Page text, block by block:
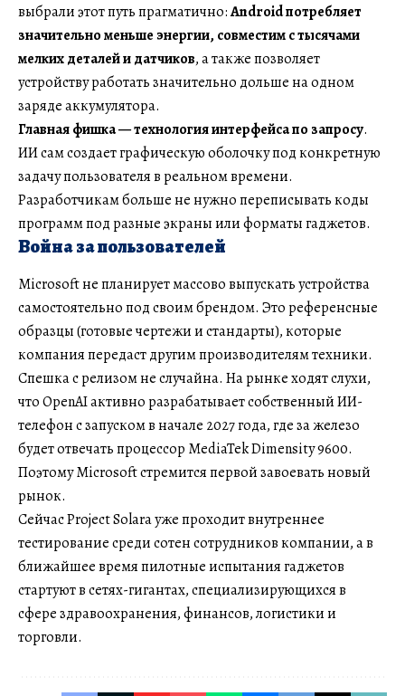
выбрали этот путь прагматично:Android потребляет
значительно меньше энергии, совместим с тысячами
мелких деталей и датчиков, а также позволяет
устройству работать значительно дольше на одном
заряде аккумулятора.
Главная фишка — технология интерфейса по запросу.
ИИ сам создает графическую оболочку под конкретную
задачу пользователя в реальном времени.
Разработчикам больше не нужно переписывать коды
программ под разные экраны или форматы гаджетов.
Война за пользователей
Microsoft не планирует массово выпускать устройства
самостоятельно под своим брендом. Это референсные
образцы (готовые чертежи и стандарты), которые
компания передаст другим производителям техники.
Спешка с релизом не случайна. На рынке ходят слухи,
что OpenAI активно разрабатывает собственный ИИ-
телефон с запуском в начале 2027 года, где за железо
будет отвечать процессор MediaTek Dimensity 9600.
Поэтому Microsoft стремится первой завоевать новый
рынок.
Сейчас Project Solara уже проходит внутреннее
тестирование среди сотен сотрудников компании, а в
ближайшее время пилотные испытания гаджетов
стартуют в сетях-гигантах, специализирующихся в
сфере здравоохранения, финансов, логистики и
торговли.